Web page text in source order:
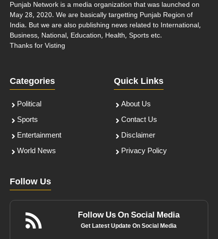
Punjab Network is a media organization that was launched on
May 28, 2020. We are basically targetting Punjab Region of
India. But we are also publishing news related to International,
Business, National, Education, Health, Sports etc.
Thanks for Visting
Categories
Political
Sports
Entertainment
World News
Quick Links
About Us
Contact Us
Disclaimer
Privacy Policy
Follow Us
Follow Us On Social Media
Get Latest Update On Social Media